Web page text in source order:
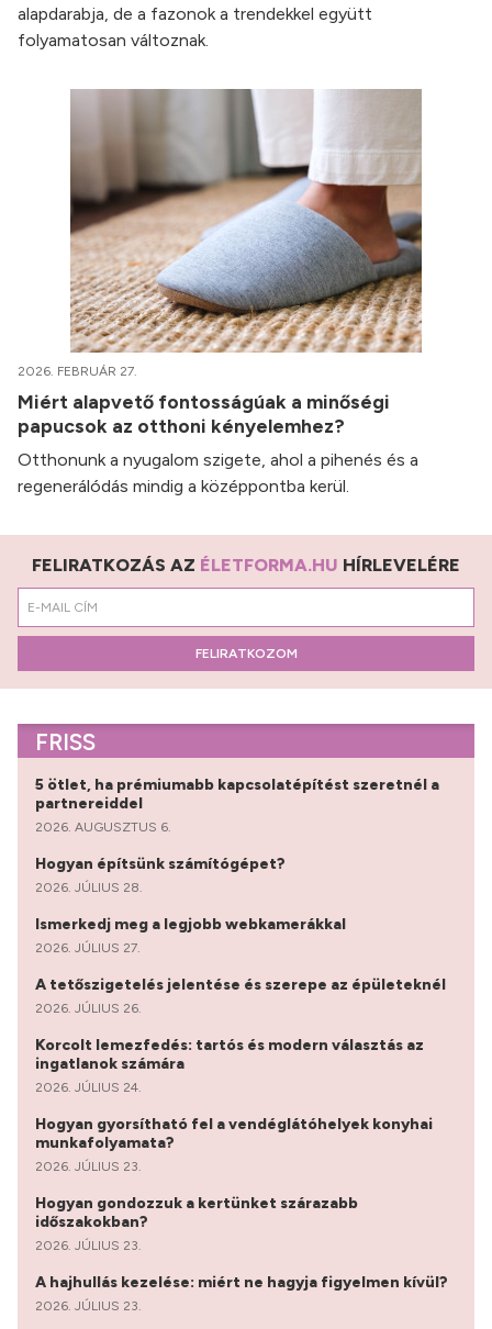
alapdarabja, de a fazonok a trendekkel együtt
folyamatosan változnak.
2026. FEBRUÁR 27.
Miért alapvető fontosságúak a minőségi
papucsok az otthoni kényelemhez?
Otthonunk a nyugalom szigete, ahol a pihenés és a
regenerálódás mindig a középpontba kerül.
FELIRATKOZÁS AZ ÉLETFORMA.HU HÍRLEVELÉRE
FELIRATKOZOM
FRISS
5 ötlet, ha prémiumabb kapcsolatépítést szeretnél a
partnereiddel
2026. AUGUSZTUS 6.
Hogyan építsünk számítógépet?
2026. JÚLIUS 28.
Ismerkedj meg a legjobb webkamerákkal
2026. JÚLIUS 27.
A tetőszigetelés jelentése és szerepe az épületeknél
2026. JÚLIUS 26.
Korcolt lemezfedés: tartós és modern választás az
ingatlanok számára
2026. JÚLIUS 24.
Hogyan gyorsítható fel a vendéglátóhelyek konyhai
munkafolyamata?
2026. JÚLIUS 23.
Hogyan gondozzuk a kertünket szárazabb
időszakokban?
2026. JÚLIUS 23.
A hajhullás kezelése: miért ne hagyja figyelmen kívül?
2026. JÚLIUS 23.